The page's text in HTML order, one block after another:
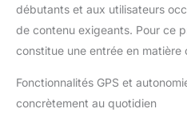
débutants et aux utilisateurs
de contenu exigeants. Pour ce
constitue une entrée en matière
Fonctionnalités GPS et
concrètement au quotidien